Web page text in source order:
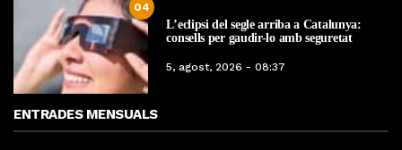
04
L’eclipsi del segle arriba a Catalunya:
consells per gaudir-lo amb seguretat
5, agost, 2026 - 08:37
ENTRADES MENSUALS